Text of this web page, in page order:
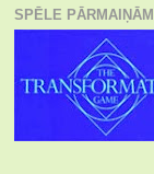
SPĒLE PĀRMAIŅĀM